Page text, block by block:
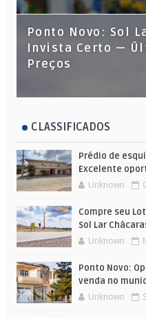
Ponto Novo: Sol
Invista Certo —
Preços
CLASSIFICADOS
Prédio de
Excelente
Unknown
Compre seu
Sol Lar
Unknown
Ponto Novo:
venda no
Unknown